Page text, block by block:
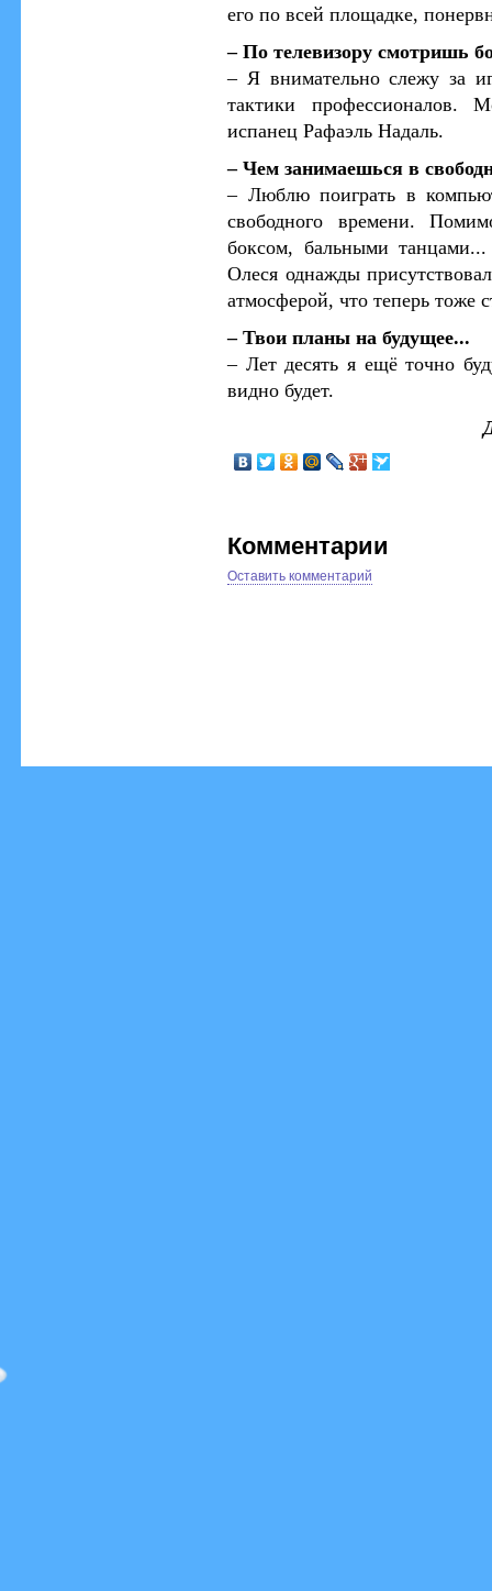
его по всей площадке,
– По телевизору смотришь
– Я внимательно слежу за
тактики
испанец Рафаэль Надаль.
– Чем занимаешься в
– Люблю поиграть в
свободного времени.
боксом, бальными
Олеся однажды
атмосферой, что теперь тоже
– Твои планы на будущее...
– Лет десять я ещё точно
видно будет.
Комментарии
Оставить комментарий